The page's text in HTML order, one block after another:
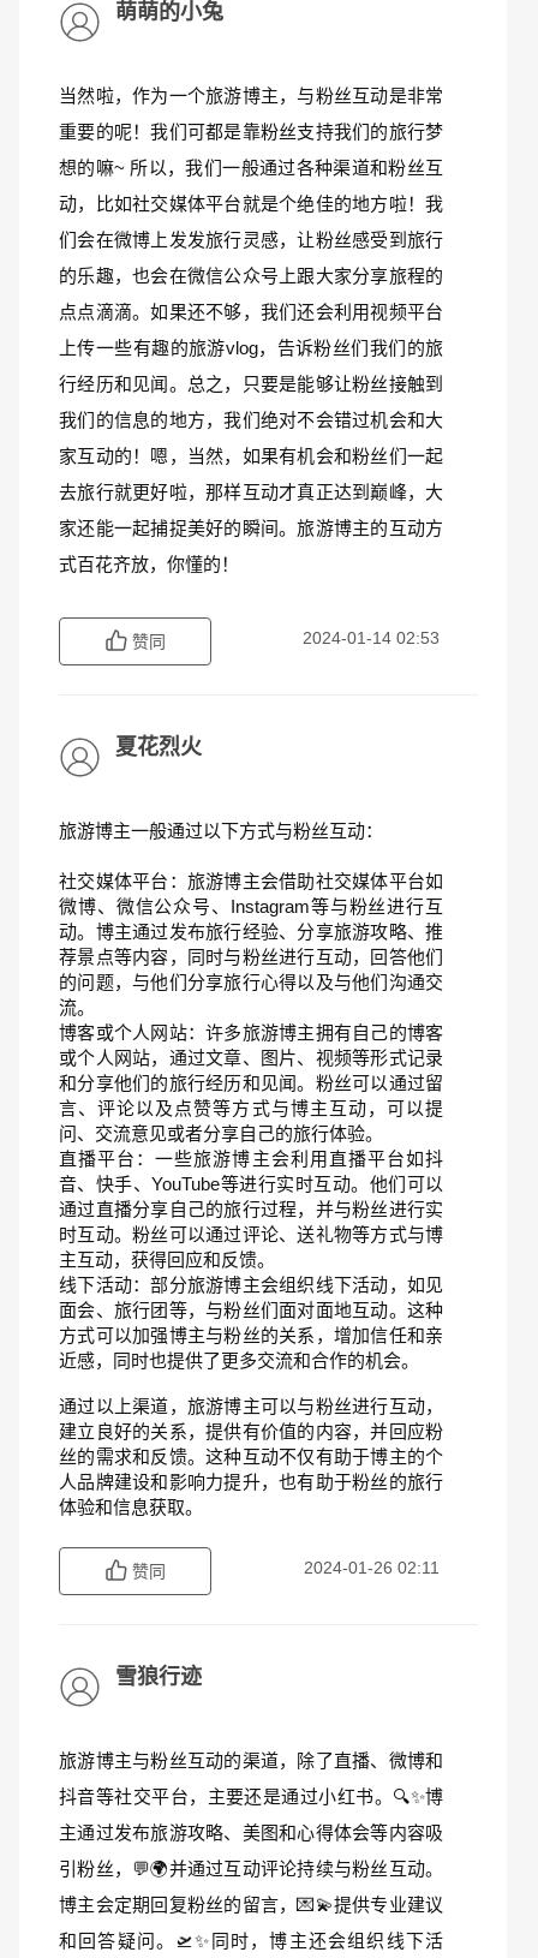
萌萌的小兔
当然啦，作为一个旅游博主，与粉丝互动是非常
重要的呢！我们可都是靠粉丝支持我们的旅行梦
想的嘛~ 所以，我们一般通过各种渠道和粉丝互
动，比如社交媒体平台就是个绝佳的地方啦！我
们会在微博上发发旅行灵感，让粉丝感受到旅行
的乐趣，也会在微信公众号上跟大家分享旅程的
点点滴滴。如果还不够，我们还会利用视频平台
上传一些有趣的旅游vlog，告诉粉丝们我们的旅
行经历和见闻。总之，只要是能够让粉丝接触到
我们的信息的地方，我们绝对不会错过机会和大
家互动的！嗯，当然，如果有机会和粉丝们一起
去旅行就更好啦，那样互动才真正达到巅峰，大
家还能一起捕捉美好的瞬间。旅游博主的互动方
式百花齐放，你懂的！
赞同 2024-01-14 02:53
夏花烈火
旅游博主一般通过以下方式与粉丝互动：
社交媒体平台：旅游博主会借助社交媒体平台如
微博、微信公众号、Instagram等与粉丝进行互
动。博主通过发布旅行经验、分享旅游攻略、推
荐景点等内容，同时与粉丝进行互动，回答他们
的问题，与他们分享旅行心得以及与他们沟通交
流。
博客或个人网站：许多旅游博主拥有自己的博客
或个人网站，通过文章、图片、视频等形式记录
和分享他们的旅行经历和见闻。粉丝可以通过留
言、评论以及点赞等方式与博主互动，可以提
问、交流意见或者分享自己的旅行体验。
直播平台：一些旅游博主会利用直播平台如抖
音、快手、YouTube等进行实时互动。他们可以
通过直播分享自己的旅行过程，并与粉丝进行实
时互动。粉丝可以通过评论、送礼物等方式与博
主互动，获得回应和反馈。
线下活动：部分旅游博主会组织线下活动，如见
面会、旅行团等，与粉丝们面对面地互动。这种
方式可以加强博主与粉丝的关系，增加信任和亲
近感，同时也提供了更多交流和合作的机会。
通过以上渠道，旅游博主可以与粉丝进行互动，
建立良好的关系，提供有价值的内容，并回应粉
丝的需求和反馈。这种互动不仅有助于博主的个
人品牌建设和影响力提升，也有助于粉丝的旅行
体验和信息获取。
赞同 2024-01-26 02:11
雪狼行迹
旅游博主与粉丝互动的渠道，除了直播、微博和
抖音等社交平台，主要还是通过小红书。🔍✨博
主通过发布旅游攻略、美图和心得体会等内容吸
引粉丝，💬🌍并通过互动评论持续与粉丝互动。
博主会定期回复粉丝的留言，💌💫提供专业建议
和回答疑问。🛫✨同时，博主还会组织线下活